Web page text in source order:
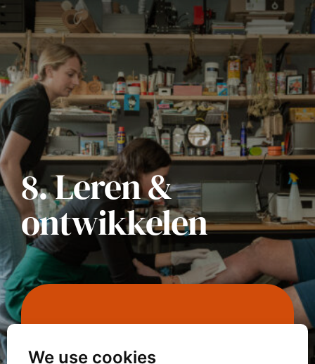
We use cookies
8. Leren &
ontwikkelen